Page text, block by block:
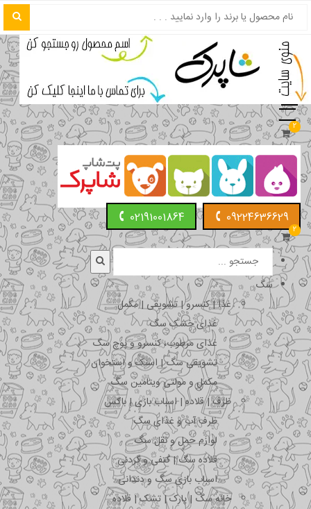
2
09224636629
02191001864
2
سگ
غذا | کنسرو | تشویقی | مکمل
غذای خشک سگ
غذای مرطوب، کنسرو و پوچ سگ
تشویقی سگ | اسنک و استخوان
مکمل و مولتی ویتامین سگ
ظرف | قلاده | اسباب بازی | باکس
ظرف آب و غذای سگ
لوازم حمل و نقل سگ
قلاده سگ | کتفی و گردنی
اسباب بازی سگ و دندانی
خانه سگ | پارک | تشک | قلاده